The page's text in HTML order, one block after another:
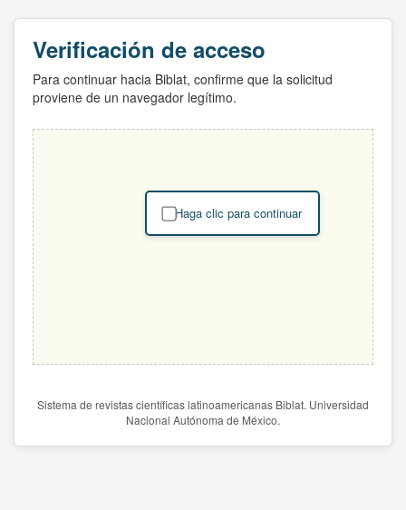
Verificación de acceso
Para continuar hacia Biblat, confirme que la solicitud
proviene de un navegador legítimo.
Haga clic para continuar
Sistema de revistas científicas latinoamericanas Biblat. Universidad
Nacional Autónoma de México.